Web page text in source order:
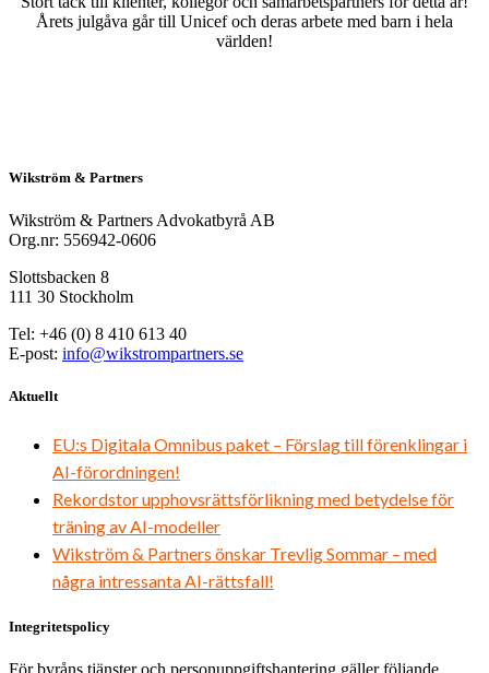
Årets julgåva går till Unicef och deras arbete med barn i hela
världen!
Wikström & Partners
Wikström & Partners Advokatbyrå AB
Org.nr: 556942-0606
Slottsbacken 8
111 30 Stockholm
Tel: +46 (0) 8 410 613 40
E-post: info@wikstrompartners.se
Aktuellt
EU:s Digitala Omnibus paket – Förslag till förenklingar i
AI-förordningen!
Rekordstor upphovsrättsförlikning med betydelse för
träning av AI-modeller
Wikström & Partners önskar Trevlig Sommar – med
några intressanta AI-rättsfall!
Integritetspolicy
För byråns tjänster och personuppgiftshantering gäller följande